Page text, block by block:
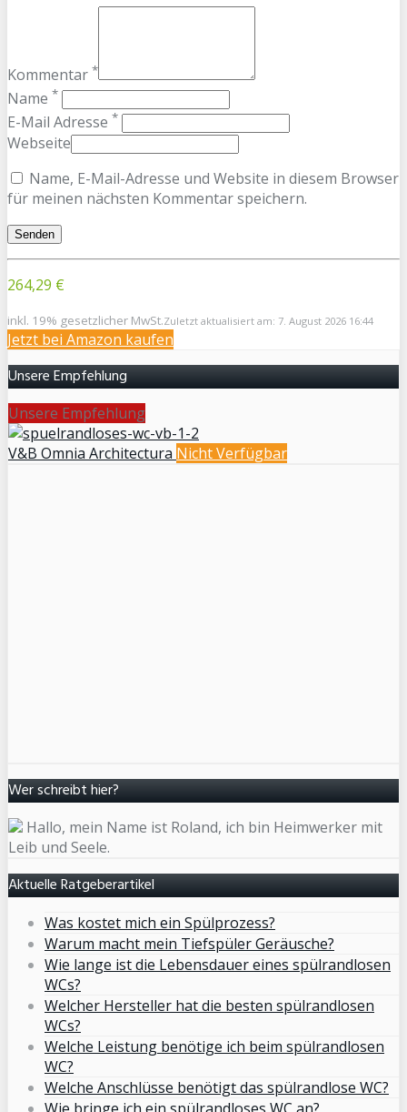
Kommentar *
Name *
E-Mail Adresse *
Webseite
Name, E-Mail-Adresse und Website in diesem Browser
für meinen nächsten Kommentar speichern.
264,29 €
inkl. 19% gesetzlicher MwSt.Zuletzt aktualisiert am: 7. August 2026 16:44
Jetzt bei Amazon kaufen
Unsere Empfehlung
Unsere Empfehlung
V&B Omnia Architectura Nicht Verfügbar
Wer schreibt hier?
Hallo, mein Name ist Roland, ich bin Heimwerker mit
Leib und Seele.
Aktuelle Ratgeberartikel
Was kostet mich ein Spülprozess?
Warum macht mein Tiefspüler Geräusche?
Wie lange ist die Lebensdauer eines spülrandlosen
WCs?
Welcher Hersteller hat die besten spülrandlosen
WCs?
Welche Leistung benötige ich beim spülrandlosen
WC?
Welche Anschlüsse benötigt das spülrandlose WC?